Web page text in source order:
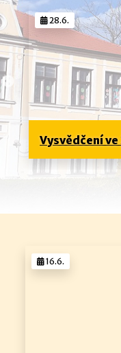
Vysvědčení ve
28.6.
16.6.